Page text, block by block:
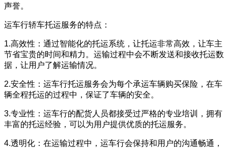
声誉。
运车行轿车托运服务的特点：
1.高效性：通过智能化的托运系统，让托运非常高效，让车主
节省宝贵的时间和精力。运输过程中会不断发送和接收托运数
据，让用户了解运输情况。
2.安全性：运车行托运服务会为每个承运车辆购买保险，在车
辆全程托运的过程中，保证了车辆的安全。
3.专业性：运车行的配货人员都接受过严格的专业培训，拥有
丰富的托运经验，可以为用户提供优质的托运服务。
4.透明化：在运输过程中，运车行会保持和用户的沟通畅通，